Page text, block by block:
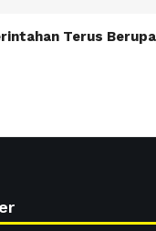
Terus